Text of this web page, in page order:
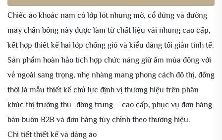
Chiếc áo khoác nam có lớp lót nhung mờ, cổ đứng và đường
may chần bông này được làm từ chất liệu vải nhung cao cấp,
kết hợp thiết kế hai lớp chống gió và kiểu dáng tối giản tinh tế.
Sản phẩm hoàn hảo tích hợp chức năng giữ ấm mùa đông với
vẻ ngoài sang trọng, nhẹ nhàng mang phong cách đô thị, đồng
thời là mẫu thiết kế chủ lực định vị thương hiệu trên phân
khúc thị trường thu–đông trung – cao cấp, phục vụ đơn hàng
bán buôn B2B và đơn hàng tùy chỉnh theo thương hiệu.
Chi tiết thiết kế và dáng áo